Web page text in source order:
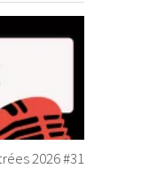
2026 #31